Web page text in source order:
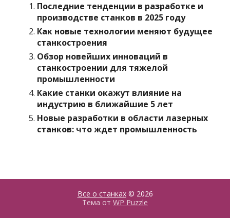
Последние тенденции в разработке и
производстве станков в 2025 году
Как новые технологии меняют будущее
станкостроения
Обзор новейших инноваций в
станкостроении для тяжелой
промышленности
Какие станки окажут влияние на
индустрию в ближайшие 5 лет
Новые разработки в области лазерных
станков: что ждет промышленность
Все о станках© 2026
Тема от WP Puzzle